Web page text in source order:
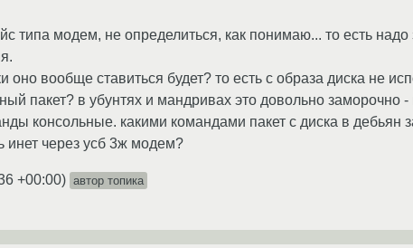
типа модем, не определиться, как понимаю... то есть надо
оно вообще ставиться будет? то есть с образа диска не
пакет? в убунтях и мандривах это довольно заморочно -
консольные. какими командами пакет с диска в дебьян
инет через усб 3ж модем?
+00:00) автор топика